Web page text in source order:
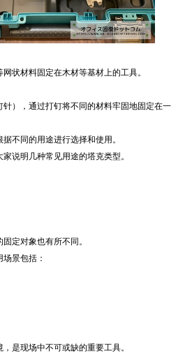
状材料固定在木材等基材上的工具。
），通过打钉将不同的材料牢固地固定在一
不同的用途进行选择和使用。
说明几种常见用途的塔克类型。
定对象也有所不同。
景包括：
是现场中不可或缺的重要工具。